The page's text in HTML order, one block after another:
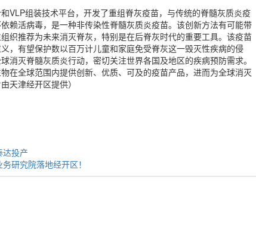
VLP组装技术平台，开发了重组脊灰疫苗，与传统的脊髓灰质炎疫
赖活病毒，是一种非传染性脊髓灰质炎疫苗。该创新方法有可能带
织推荐为未来消灭脊灰，特别是在后脊灰时代的重要工具。该疫苗
，有望保护数以百万计儿童和家庭免受脊灰这一毁灭性疾病的侵
消灭脊髓灰质炎行动，密切关注世界各国及地区的疾病预防需求。
在全球范围内提供创新、优质、可及的疫苗产品，进而为全球消灭
天津经开区提供）
达投产
研究院落地经开区！